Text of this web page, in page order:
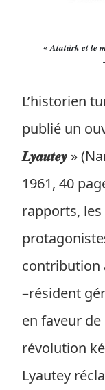
« 𝑨𝒕𝒂𝒕𝒖̈𝒓𝒌 𝒆𝒕
L’historien
publié un
𝑳𝒚𝒂𝒖𝒕𝒆𝒚 »
1961, 40
rapports,
contribution
–résident
en faveur
révolution
Lyautey